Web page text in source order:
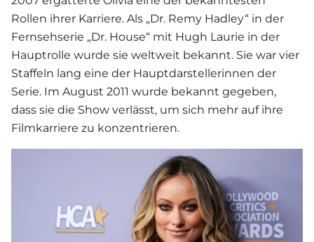
Rollen ihrer Karriere. Als „Dr. Remy Hadley“ in der
Fernsehserie „Dr. House“ mit Hugh Laurie in der
Hauptrolle wurde sie weltweit bekannt. Sie war vier
Staffeln lang eine der Hauptdarstellerinnen der
Serie. Im August 2011 wurde bekannt gegeben,
dass sie die Show verlässt, um sich mehr auf ihre
Filmkarriere zu konzentrieren.